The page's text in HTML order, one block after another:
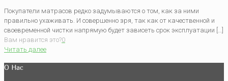
Покупатели матрасов редко задумываются о том, как за ними
правильно ухаживать. И совершенно зря, так как от качественной и
своевременной чистки напрямую будет зависеть срок эксплуатации […]
Вам нравится это?0
Читать далее
О Нас